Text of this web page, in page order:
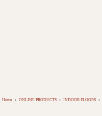
Home ONLINE PRODUCTS INDOOR FLOORS